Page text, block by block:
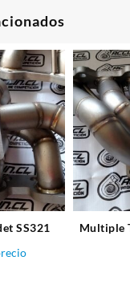
SS321